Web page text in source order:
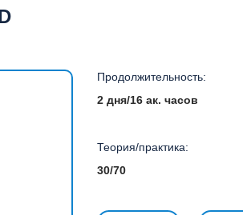
Продолжительность:
2 дня/16 ак. часов
Теория/практика:
30/70